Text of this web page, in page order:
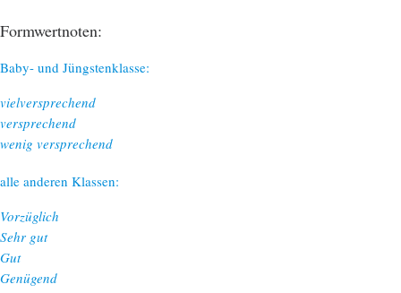
Formwertnoten:
Baby- und Jüngstenklasse:
vielversprechend
versprechend
wenig versprechend
alle anderen Klassen:
Vorzüglich
Sehr gut
Gut
Genügend